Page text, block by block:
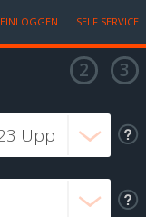
EINLOGGEN SELF SERVICE